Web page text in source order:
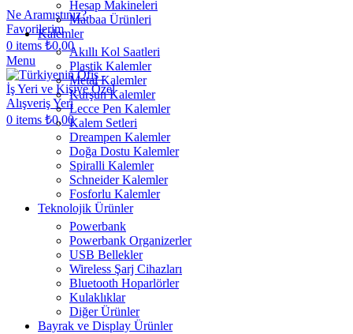
Ne Aramıştınız?
Favorilerim
0 items ₺0,00
Menu
0 items ₺0,00
Hesap Makineleri
Matbaa Ürünleri
Kalemler
Akıllı Kol Saatleri
Plastik Kalemler
Metal Kalemler
Kurşun Kalemler
Lecce Pen Kalemler
Kalem Setleri
Dreampen Kalemler
Doğa Dostu Kalemler
Spiralli Kalemler
Schneider Kalemler
Fosforlu Kalemler
Teknolojik Ürünler
Powerbank
Powerbank Organizerler
USB Bellekler
Wireless Şarj Cihazları
Bluetooth Hoparlörler
Kulaklıklar
Diğer Ürünler
Bayrak ve Display Ürünler